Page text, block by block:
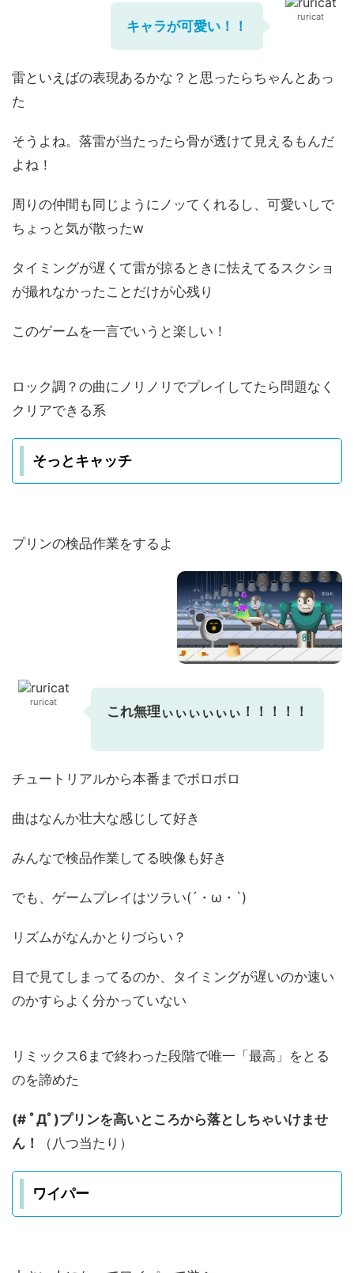
キャラが可愛い！！
ruricat
雷といえばの表現あるかな？と思ったらちゃんとあっ
た
そうよね。落雷が当たったら骨が透けて見えるもんだ
よね！
周りの仲間も同じようにノッてくれるし、可愛いしで
ちょっと気が散ったw
タイミングが遅くて雷が掠るときに怯えてるスクショ
が撮れなかったことだけが心残り
このゲームを一言でいうと楽しい！
ロック調？の曲にノリノリでプレイしてたら問題なく
クリアできる系
そっとキャッチ
プリンの検品作業をするよ
ruricat
これ無理ぃぃぃぃぃぃ！！！！！
チュートリアルから本番までボロボロ
曲はなんか壮大な感じして好き
みんなで検品作業してる映像も好き
でも、ゲームプレイはツラい(´・ω・`)
リズムがなんかとりづらい？
目で見てしまってるのか、タイミングが遅いのか速い
のかすらよく分かっていない
リミックス6まで終わった段階で唯一「最高」をとる
のを諦めた
(# ﾟДﾟ)プリンを高いところから落としちゃいけませ
ん！
（八つ当たり）
ワイパー